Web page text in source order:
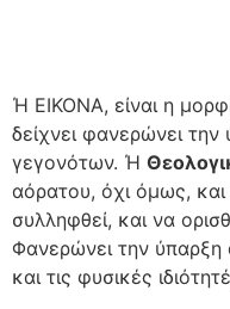
Ή ΕΙΚΟΝΑ, είναι η
δείχνει φανερώνει
γεγονότων. Ή
αόρατου, όχι όμως,
συλληφθεί, και να
Φανερώνει την ύπαρξη
και τις φυσικές